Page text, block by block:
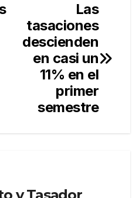
Las
tasaciones
descienden
en casi un
11% en el
primer
semestre